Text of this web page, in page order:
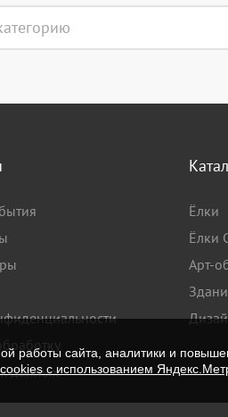
данных
Ёлки
Ёлки
Арт-
работы сайта, аналитики и
с использованием